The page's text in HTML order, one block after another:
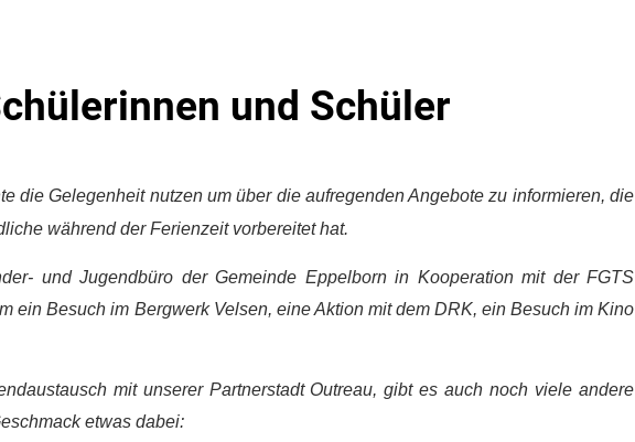
und Schüler
die Gelegenheit nutzen um über die aufregenden Angebote zu informieren, die
während der Ferienzeit vorbereitet hat.
und Jugendbüro der Gemeinde Eppelborn in Kooperation mit der FGTS
ein Besuch im Bergwerk Velsen, eine Aktion mit dem DRK, ein Besuch im Kino
mit unserer Partnerstadt Outreau, gibt es auch noch viele andere
etwas dabei: